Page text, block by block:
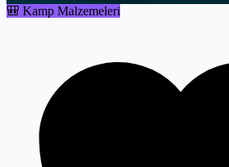
🎒 Kamp Malzemeleri